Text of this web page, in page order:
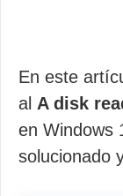
En este
al A disk
en Windows
solucionado